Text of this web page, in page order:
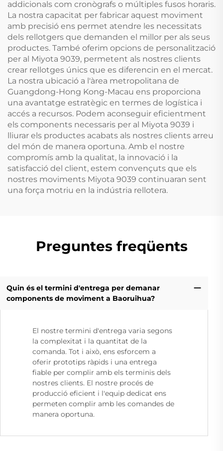
addicionals com cronògrafs o múltiples fusos horaris.
La nostra capacitat per fabricar aquest moviment
amb precisió ens permet atendre les necessitats
dels rellotgers que demanden el millor per als seus
productes. També oferim opcions de personalització
per al Miyota 9039, permetent als nostres clients
crear rellotges únics que es diferencin en el mercat.
La nostra ubicació a l'àrea metropolitana de
Guangdong-Hong Kong-Macau ens proporciona
una avantatge estratègic en termes de logística i
accés a recursos. Podem aconseguir eficientment
els components necessaris per al Miyota 9039 i
lliurar els productes acabats als nostres clients arreu
del món de manera oportuna. Amb el nostre
compromís amb la qualitat, la innovació i la
satisfacció del client, estem convençuts que els
nostres moviments Miyota 9039 continuaran sent
una força motriu en la indústria rellotera.
Preguntes freqüents
Quin és el termini d'entrega per demanar
components de moviment a Baoruihua?
El nostre termini d'entrega varia segons
la complexitat i la quantitat de la
comanda. Tot i això, ens esforcem a
oferir prototips ràpids i una entrega
fiable per complir amb els terminis dels
nostres clients. El nostre procés de
producció eficient i l'equip dedicat ens
permeten complir amb les comandes de
manera oportuna.